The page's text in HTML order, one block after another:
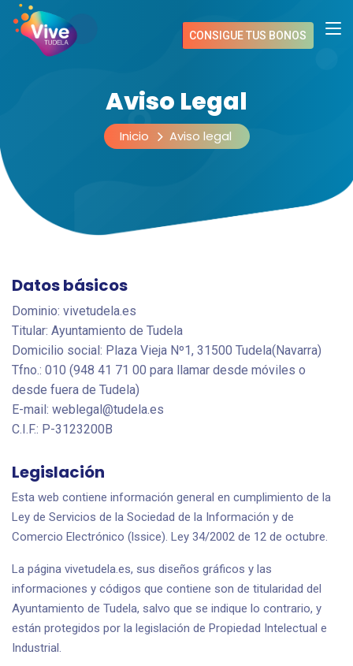
CONSIGUE TUS BONOS
Aviso Legal
Inicio Aviso legal
Datos básicos
Dominio: vivetudela.es
Titular: Ayuntamiento de Tudela
Domicilio social: Plaza Vieja Nº1, 31500 Tudela(Navarra)
Tfno.: 010 (948 41 71 00 para llamar desde móviles o
desde fuera de Tudela)
E-mail: weblegal@tudela.es
C.I.F.: P-3123200B
Legislación
Esta web contiene información general en cumplimiento de la
Ley de Servicios de la Sociedad de la Información y de
Comercio Electrónico (lssice). Ley 34/2002 de 12 de octubre.
La página vivetudela.es, sus diseños gráficos y las
informaciones y códigos que contiene son de titularidad del
Ayuntamiento de Tudela, salvo que se indique lo contrario, y
están protegidos por la legislación de Propiedad Intelectual e
Industrial.